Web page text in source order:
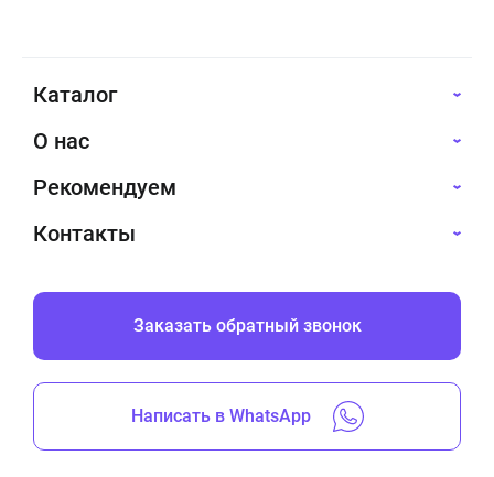
Каталог
О нас
Рекомендуем
Контакты
Заказать обратный звонок
Написать в WhatsApp